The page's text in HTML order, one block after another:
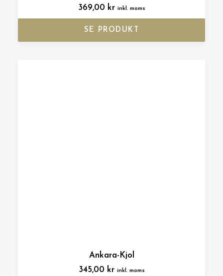
369,00 kr inkl. moms
SE PRODUKT
Ankara-Kjol
345,00 kr inkl. moms